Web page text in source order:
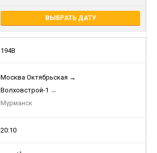
ВЫБРАТЬ ДАТУ
194В
Москва Октябрьская →
Волховстрой-1 →
Мурманск
20:10